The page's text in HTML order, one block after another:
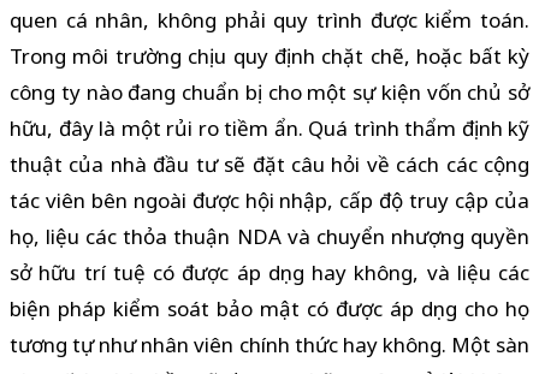
quen cá nhân, không phải quy trình được kiểm toán.
Trong môi trường chịu quy định chặt chẽ, hoặc bất kỳ
công ty nào đang chuẩn bị cho một sự kiện vốn chủ sở
hữu, đây là một rủi ro tiềm ẩn. Quá trình thẩm định kỹ
thuật của nhà đầu tư sẽ đặt câu hỏi về cách các cộng
tác viên bên ngoài được hội nhập, cấp độ truy cập của
họ, liệu các thỏa thuận NDA và chuyển nhượng quyền
sở hữu trí tuệ có được áp dụng hay không, và liệu các
biện pháp kiểm soát bảo mật có được áp dụng cho họ
tương tự như nhân viên chính thức hay không. Một sàn